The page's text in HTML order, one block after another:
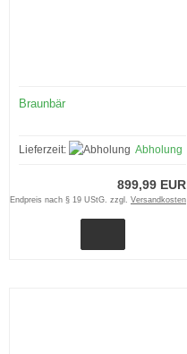
Braunbär
Lieferzeit: Abholung
899,99 EUR
Endpreis nach § 19 UStG. zzgl. Versandkosten